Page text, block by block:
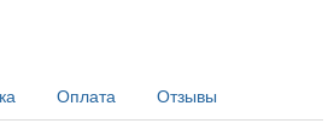
Оплата Отзывы